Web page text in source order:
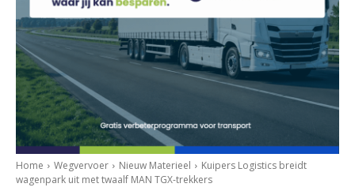
Home Wegvervoer Nieuw Materieel
Kuipers Logistics breidt
wagenpark uit met twaalf MAN TGX-trekkers